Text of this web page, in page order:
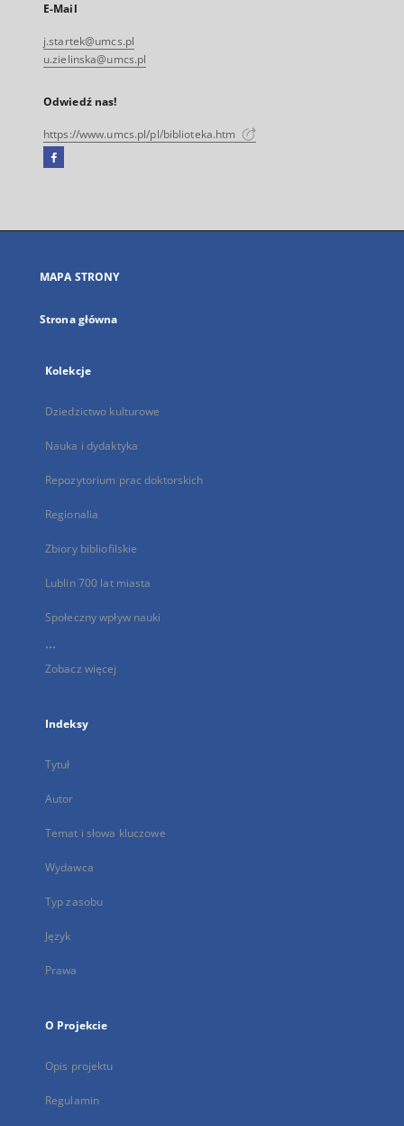
E-Mail
j.startek@umcs.pl
u.zielinska@umcs.pl
Odwiedź nas!
https://www.umcs.pl/pl/biblioteka.htm
Facebook
się
karcie
MAPA STRONY
Strona główna
Kolekcje
Dziedzictwo kulturowe
Nauka i dydaktyka
Repozytorium prac doktorskich
Regionalia
Zbiory bibliofilskie
Lublin 700 lat miasta
Społeczny wpływ nauki
...
Zobacz więcej
Indeksy
Tytuł
Autor
Temat i słowa kluczowe
Wydawca
Typ zasobu
Język
Prawa
O Projekcie
Opis projektu
Regulamin